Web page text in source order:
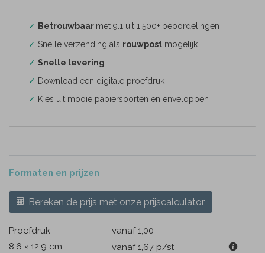
✓ Betrouwbaar met 9.1 uit 1.500+ beoordelingen
✓ Snelle verzending als rouwpost mogelijk
✓ Snelle levering
✓ Download een digitale proefdruk
✓ Kies uit mooie papiersoorten en enveloppen
Formaten en prijzen
Bereken de prijs met onze prijscalculator
Proefdruk
vanaf 1,00
8.6 × 12.9 cm
vanaf 1,67 p/st